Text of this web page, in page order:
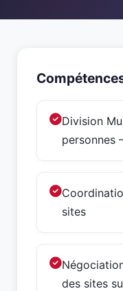
Division
personnes
sites
des sites